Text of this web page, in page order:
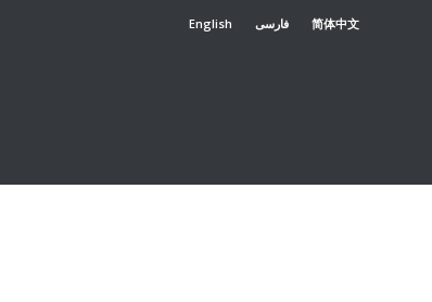
English فارسی 简体中文